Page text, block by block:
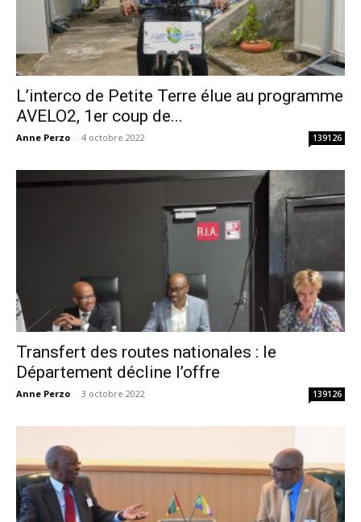
L’interco de Petite Terre élue au programme
AVELO2, 1er coup de...
Anne Perzo - 4 octobre 2022 139126
Transfert des routes nationales : le
Département décline l’offre
Anne Perzo - 3 octobre 2022 139126